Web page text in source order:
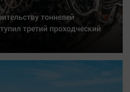
тоннелей
третий проходческий